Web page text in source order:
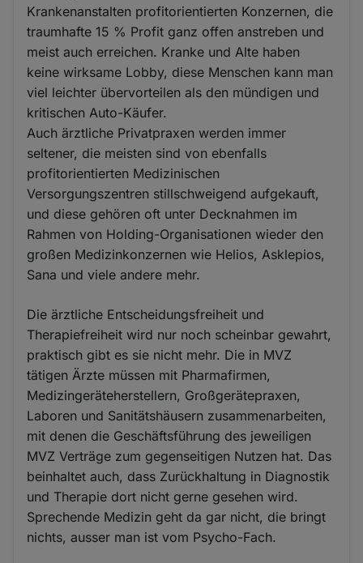
Krankenanstalten profitorientierten Konzernen, die
traumhafte 15 % Profit ganz offen anstreben und
meist auch erreichen. Kranke und Alte haben
keine wirksame Lobby, diese Menschen kann man
viel leichter übervorteilen als den mündigen und
kritischen Auto-Käufer.
Auch ärztliche Privatpraxen werden immer
seltener, die meisten sind von ebenfalls
profitorientierten Medizinischen
Versorgungszentren stillschweigend aufgekauft,
und diese gehören oft unter Decknahmen im
Rahmen von Holding-Organisationen wieder den
großen Medizinkonzernen wie Helios, Asklepios,
Sana und viele andere mehr.
Die ärztliche Entscheidungsfreiheit und
Therapiefreiheit wird nur noch scheinbar gewahrt,
praktisch gibt es sie nicht mehr. Die in MVZ
tätigen Ärzte müssen mit Pharmafirmen,
Medizingeräteherstellern, Großgerätepraxen,
Laboren und Sanitätshäusern zusammenarbeiten,
mit denen die Geschäftsführung des jeweiligen
MVZ Verträge zum gegenseitigen Nutzen hat. Das
beinhaltet auch, dass Zurückhaltung in Diagnostik
und Therapie dort nicht gerne gesehen wird.
Sprechende Medizin geht da gar nicht, die bringt
nichts, ausser man ist vom Psycho-Fach.